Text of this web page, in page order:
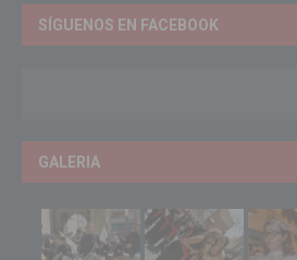
SÍGUENOS EN FACEBOOK
GALERIA